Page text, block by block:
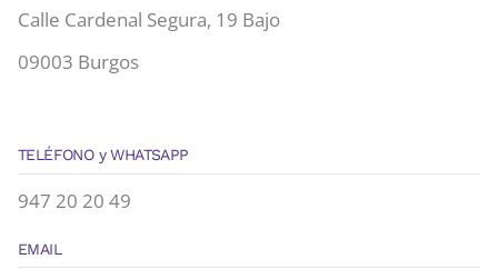
Calle Cardenal Segura, 19 Bajo
09003 Burgos
TELÉFONO y WHATSAPP
947 20 20 49
EMAIL